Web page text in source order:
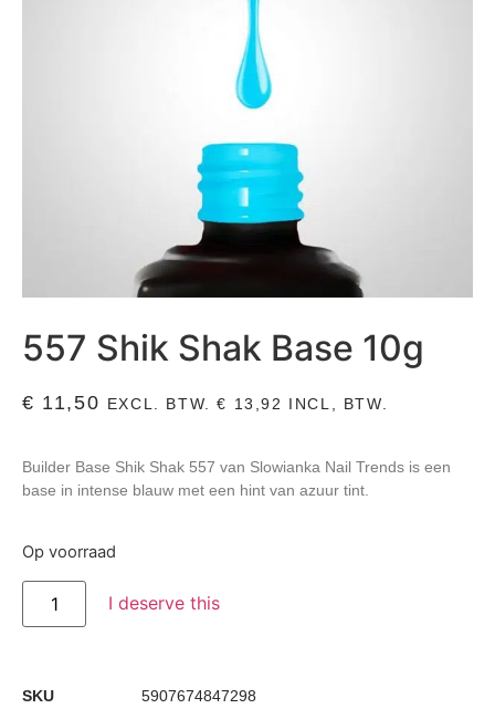
557 Shik Shak Base 10g
€ 11,50 EXCL. BTW.€ 13,92 INCL, BTW.
Builder Base Shik Shak 557 van Slowianka Nail Trends is een
base in intense blauw met een hint van azuur tint.
Op voorraad
I deserve this
SKU
5907674847298